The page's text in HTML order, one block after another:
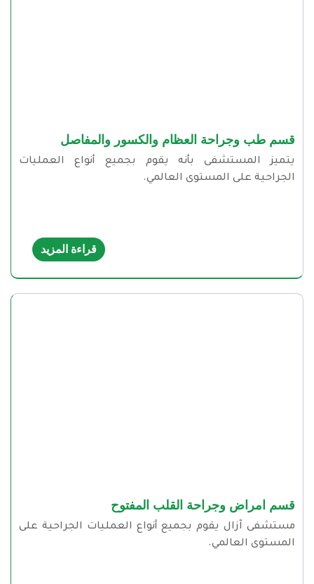
قسم طب وجراحة العظام والكسور والمفاصل
يتميز المستشفى بأنه يقوم بجميع أنواع العمليات
الجراحية على المستوى العالمي.
قراءة المزيد
قسم امراض وجراحة القلب المفتوح
مستشفى آزال يقوم بجميع أنواع العمليات الجراحية على
المستوى العالمي.